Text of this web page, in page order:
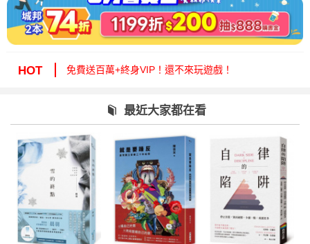
HOT
絕版35折，年度唯一！快來周年慶逛逛！
周年慶1折起！滿額再減15%送6折券！
最近大家都在看